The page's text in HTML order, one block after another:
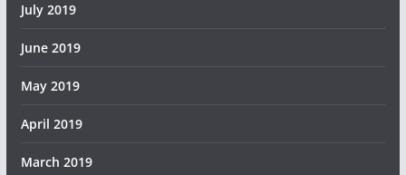
July 2019
June 2019
May 2019
April 2019
March 2019